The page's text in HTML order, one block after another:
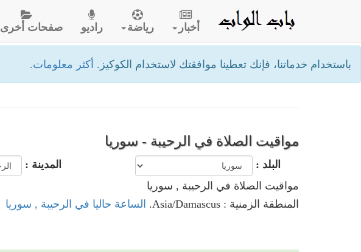
باستخدام خدماتنا، فإنك تعطينا موافقتك لاستخدام الكوكيز. أكثر معلومات.
أخبار رياضة راديو صفحات أخرى
مواقيت الصلاة في الرحيبة - سوريا
البلد :
المدينة :
مواقيت الصلاة في الرحيبة , سوريا
المنطقة الزمنية : Asia/Damascus.
الساعة حاليا في الرحيبة , سوريا